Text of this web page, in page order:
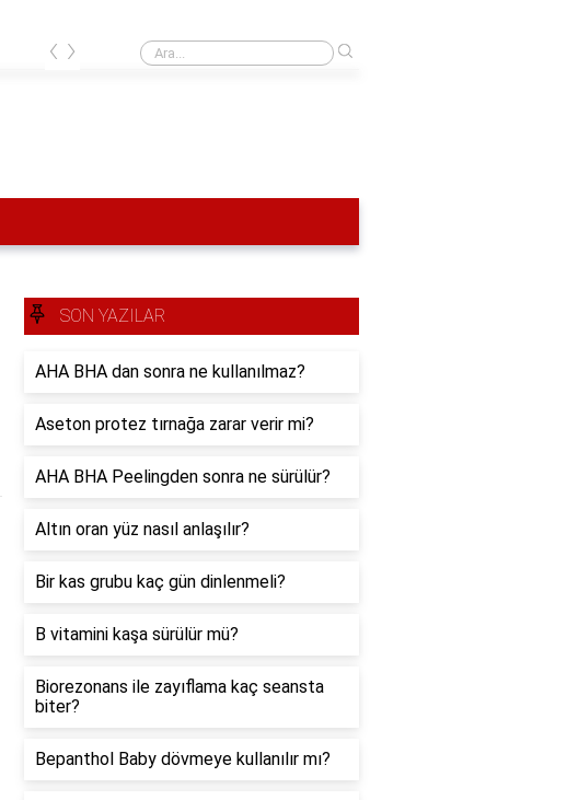
Ö ile başlayan bitki nedir?
‹ ›
SON YAZILAR
AHA BHA dan sonra ne kullanılmaz?
Aseton protez tırnağa zarar verir mi?
AHA BHA Peelingden sonra ne sürülür?
Altın oran yüz nasıl anlaşılır?
Bir kas grubu kaç gün dinlenmeli?
B vitamini kaşa sürülür mü?
Biorezonans ile zayıflama kaç seansta
biter?
Bepanthol Baby dövmeye kullanılır mı?